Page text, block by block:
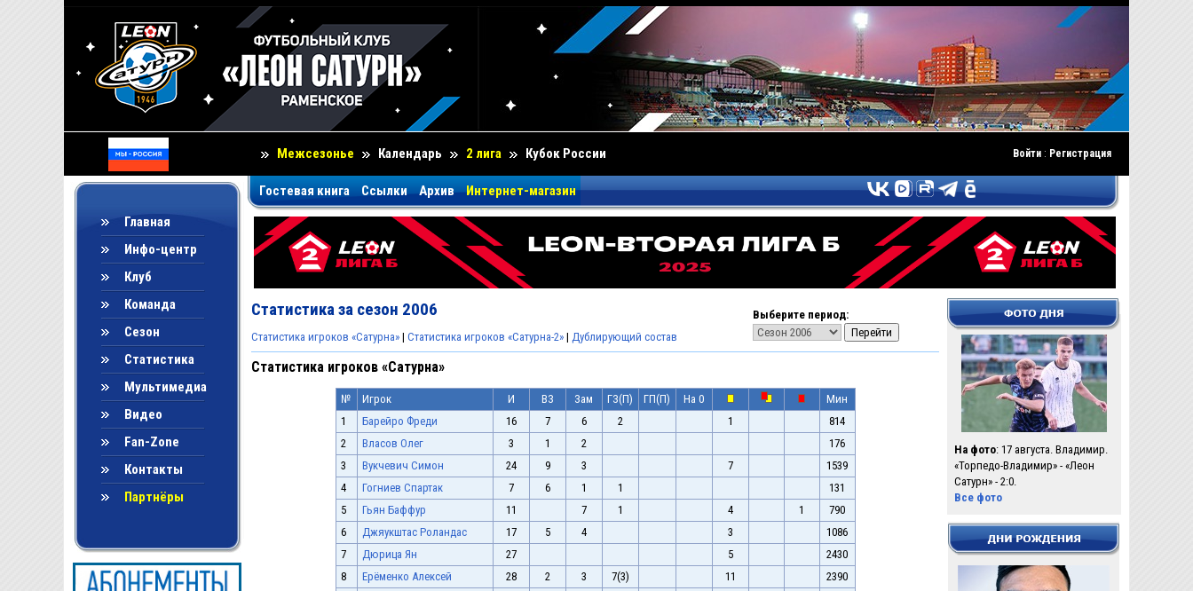
Межсезонье Календарь 2 лига Кубок России Войти : Регистрация
Главная
Инфо-центр
Клуб
Команда
Сезон
Статистика
Мультимедиа
Видео
Fan-Zone
Контакты
Партнёры
Гостевая книга Ссылки Архив Интернет-магазин
Выберите период:
Статистика за сезон 2006
Статистика игроков «Сатурна» | Статистика игроков «Сатурна-2» | Дублирующий состав
Статистика игроков «Сатурна»
№ Игрок И ВЗ Зам ГЗ(П) ГП(П) На 0
Мин
1
Барейро Фреди 16 7 6 2 1
814
2
Власов Олег 3 1 2
176
3
Вукчевич Симон 24 9 3 7
1539
4
Гогниев Спартак 7 6 1 1
131
5
Гьян Баффур 11 7 1 4 1
790
6
Джяукштас Роландас 17 5 4 3
1086
7
Дюрица Ян 27 5
2430
8
Ерёменко Алексей 28 2 3 7(3) 11
2390
На фото: 17 августа. Владимир.
«Торпедо-Владимир» - «Леон
Сатурн» - 2:0.
Все фото